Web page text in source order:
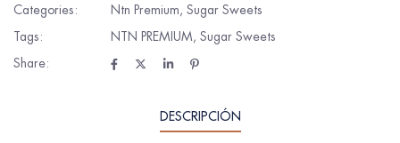
Categories: Ntn Premium, Sugar Sweets
Tags:
NTN PREMIUM, Sugar Sweets
Share:
DESCRIPCIÓN